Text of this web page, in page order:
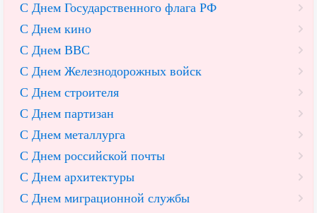
С Днем Государственного флага РФ
С Днем кино
С Днем ВВС
С Днем Железнодорожных войск
С Днем строителя
С Днем партизан
С Днем металлурга
С Днем российской почты
С Днем архитектуры
С Днем миграционной службы